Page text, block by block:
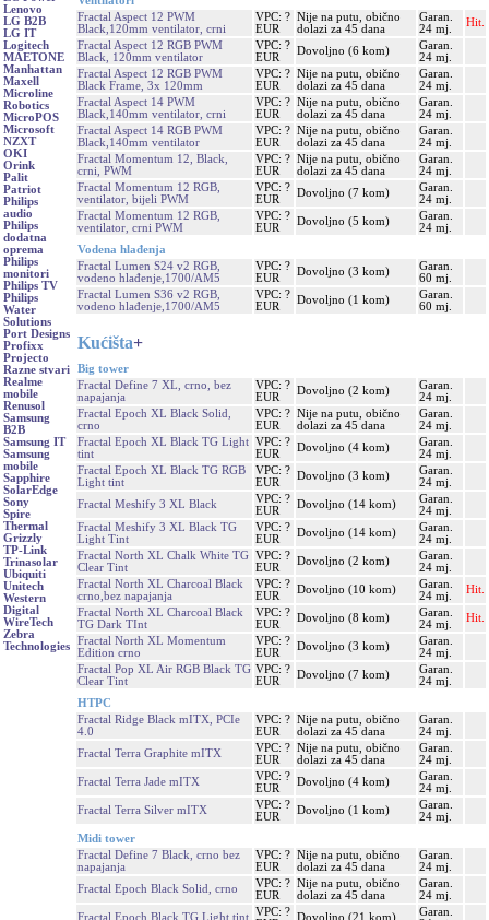
Lenovo
LG B2B
LG IT
Logitech
MAETONE
Manhattan
Maxell
Microline
Robotics
MicroPOS
Microsoft
NZXT
OKI
Orink
Palit
Patriot
Philips
audio
Philips
dodatna
oprema
Philips
monitori
Philips TV
Philips
Water
Solutions
Port Designs
Profixx
Projecto
Razne stvari
Realme
mobile
Renusol
Samsung
B2B
Samsung IT
Samsung
mobile
Sapphire
SolarEdge
Sony
Spire
Thermal
Grizzly
TP-Link
Trinasolar
Ubiquiti
Unitech
Western
Digital
WireTech
Zebra
Technologies
Fractal Aspect 12 PWM
Black,120mm ventilator, crni
VPC: ?
EUR
Nije na putu, obično
dolazi za 45 dana
Garan.
24 mj.
Hit.
Fractal Aspect 12 RGB PWM
Black, 120mm ventilator
VPC: ?
EUR
Dovoljno (6 kom)
Garan.
24 mj.
Fractal Aspect 12 RGB PWM
Black Frame, 3x 120mm
VPC: ?
EUR
Nije na putu, obično
dolazi za 45 dana
Garan.
24 mj.
Fractal Aspect 14 PWM
Black,140mm ventilator, crni
VPC: ?
EUR
Nije na putu, obično
dolazi za 45 dana
Garan.
24 mj.
Fractal Aspect 14 RGB PWM
Black,140mm ventilator
VPC: ?
EUR
Nije na putu, obično
dolazi za 45 dana
Garan.
24 mj.
Fractal Momentum 12, Black,
crni, PWM
VPC: ?
EUR
Nije na putu, obično
dolazi za 45 dana
Garan.
24 mj.
Fractal Momentum 12 RGB,
ventilator, bijeli PWM
VPC: ?
EUR
Dovoljno (7 kom)
Garan.
24 mj.
Fractal Momentum 12 RGB,
ventilator, crni PWM
VPC: ?
EUR
Dovoljno (5 kom)
Garan.
24 mj.
Vodena hlađenja
Fractal Lumen S24 v2 RGB,
vodeno hlađenje,1700/AM5
VPC: ?
EUR
Dovoljno (3 kom)
Garan.
60 mj.
Fractal Lumen S36 v2 RGB,
vodeno hlađenje,1700/AM5
VPC: ?
EUR
Dovoljno (1 kom)
Garan.
60 mj.
Kućišta+
Big tower
Fractal Define 7 XL, crno, bez
napajanja
VPC: ?
EUR
Dovoljno (2 kom)
Garan.
24 mj.
Fractal Epoch XL Black Solid,
crno
VPC: ?
EUR
Nije na putu, obično
dolazi za 45 dana
Garan.
24 mj.
Fractal Epoch XL Black TG Light
tint
VPC: ?
EUR
Dovoljno (4 kom)
Garan.
24 mj.
Fractal Epoch XL Black TG RGB
Light tint
VPC: ?
EUR
Dovoljno (3 kom)
Garan.
24 mj.
Fractal Meshify 3 XL Black
VPC: ?
EUR
Dovoljno (14 kom)
Garan.
24 mj.
Fractal Meshify 3 XL Black TG
Light Tint
VPC: ?
EUR
Dovoljno (14 kom)
Garan.
24 mj.
Fractal North XL Chalk White TG
Clear Tint
VPC: ?
EUR
Dovoljno (2 kom)
Garan.
24 mj.
Fractal North XL Charcoal Black
crno,bez napajanja
VPC: ?
EUR
Dovoljno (10 kom)
Garan.
24 mj.
Hit.
Fractal North XL Charcoal Black
TG Dark TInt
VPC: ?
EUR
Dovoljno (8 kom)
Garan.
24 mj.
Hit.
Fractal North XL Momentum
Edition crno
VPC: ?
EUR
Dovoljno (3 kom)
Garan.
24 mj.
Fractal Pop XL Air RGB Black TG
Clear Tint
VPC: ?
EUR
Dovoljno (7 kom)
Garan.
24 mj.
HTPC
Fractal Ridge Black mITX, PCIe
4.0
VPC: ?
EUR
Nije na putu, obično
dolazi za 45 dana
Garan.
24 mj.
Fractal Terra Graphite mITX
VPC: ?
EUR
Nije na putu, obično
dolazi za 45 dana
Garan.
24 mj.
Fractal Terra Jade mITX
VPC: ?
EUR
Dovoljno (4 kom)
Garan.
24 mj.
Fractal Terra Silver mITX
VPC: ?
EUR
Dovoljno (1 kom)
Garan.
24 mj.
Midi tower
Fractal Define 7 Black, crno bez
napajanja
VPC: ?
EUR
Nije na putu, obično
dolazi za 45 dana
Garan.
24 mj.
Fractal Epoch Black Solid, crno
VPC: ?
EUR
Nije na putu, obično
dolazi za 45 dana
Garan.
24 mj.
Fractal Epoch Black TG Light tint VPC: ? Dovoljno (21 kom)
Garan.